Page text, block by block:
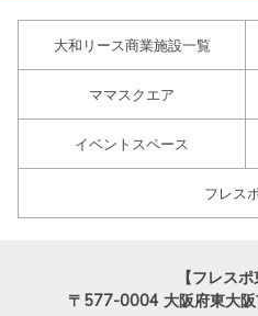
大和リース商業施設一覧
ママスクエア
イベントスペース
フレス
【フレスポ
〒577-0004 大阪府東大